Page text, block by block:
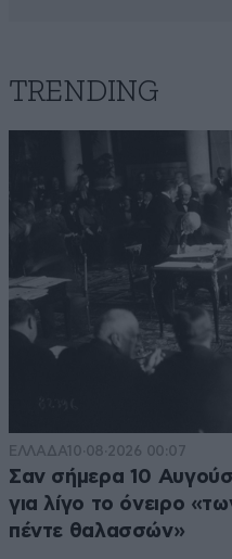
TRENDING
ΕΛΛΑΔΑ10·08·2026 00:07
Σαν σήμερα 10
για λίγο το όνειρο
πέντε θαλασσών»